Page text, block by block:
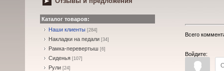
Каталог товаров:
Наши клиенты [284]
Накладки на педали [34]
Рамка-перевертыш [6]
Сиденья [107]
Рули [24]
Всего
Войдите: